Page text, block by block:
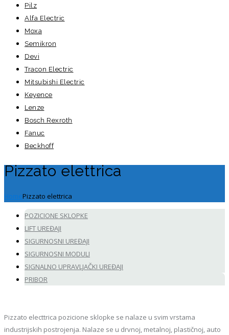
Pilz
Alfa Electric
Moxa
Semikron
Devi
Tracon Electric
Mitsubishi Electric
Keyence
Lenze
Bosch Rexroth
Fanuc
Beckhoff
Pizzato elettrica
HomePizzato elettrica
POZICIONE SKLOPKE
LIFT UREĐAJI
SIGURNOSNI UREĐAJI
SIGURNOSNI MODULI
SIGNALNO UPRAVLJAČKI UREĐAJI
PRIBOR
Pizzato electtrica pozicione sklopke se nalaze u svim vrstama
industrijskih postrojenja. Nalaze se u drvnoj, metalnoj, plastičnoj, auto